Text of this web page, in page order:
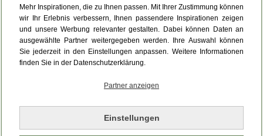
Mehr Inspirationen, die zu Ihnen passen. Mit Ihrer Zustimmung können
wir Ihr Erlebnis verbessern, Ihnen passendere Inspirationen zeigen
und unsere Werbung relevanter gestalten. Dabei können Daten an
ausgewählte Partner weitergegeben werden. Ihre Auswahl können
Sie jederzeit in den Einstellungen anpassen. Weitere Informationen
finden Sie in der Datenschutzerklärung.
Partner anzeigen
Einstellungen
Da ist etwas schiefgelaufen.
Leider ist ein technischer Fehler aufgetreten.
Bitte laden Sie die Seite neu.